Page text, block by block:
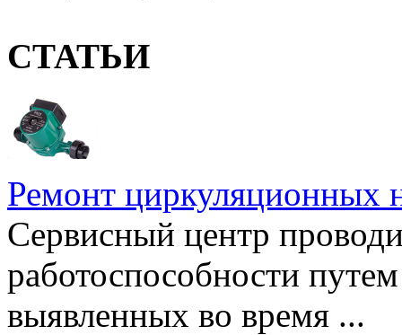
СТАТЬИ
Ремонт циркуляционных
Сервисный центр
работоспособности
выявленных во время ...